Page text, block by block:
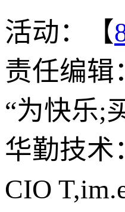
活动：【
责任编辑
“为快乐;
华勤技术
CIO